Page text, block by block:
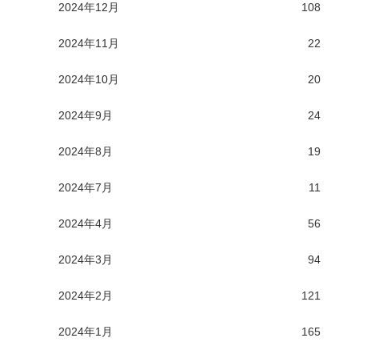
2024年12月 108
2024年11月 22
2024年10月 20
2024年9月 24
2024年8月 19
2024年7月 11
2024年4月 56
2024年3月 94
2024年2月 121
2024年1月 165